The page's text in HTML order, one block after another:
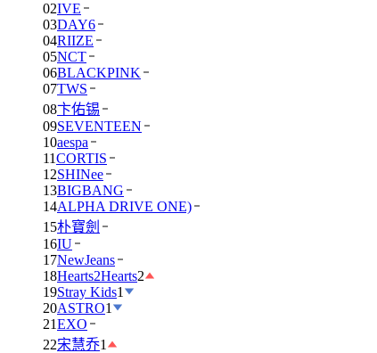
02IVE
03DAY6
04RIIZE
05NCT
06BLACKPINK
07TWS
08卞佑锡
09SEVENTEEN
10aespa
11CORTIS
12SHINee
13BIGBANG
14ALPHA DRIVE ONE)
15朴寶劍
16IU
17NewJeans
18Hearts2Hearts2
19Stray Kids1
20ASTRO1
21EXO
22宋慧乔1